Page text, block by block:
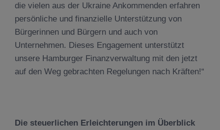
die vielen aus der Ukraine Ankommenden erfahren
persönliche und finanzielle Unterstützung von
Bürgerinnen und Bürgern und auch von
Unternehmen. Dieses Engagement unterstützt
unsere Hamburger Finanzverwaltung mit den jetzt
auf den Weg gebrachten Regelungen nach Kräften!“
Die steuerlichen Erleichterungen im Überblick